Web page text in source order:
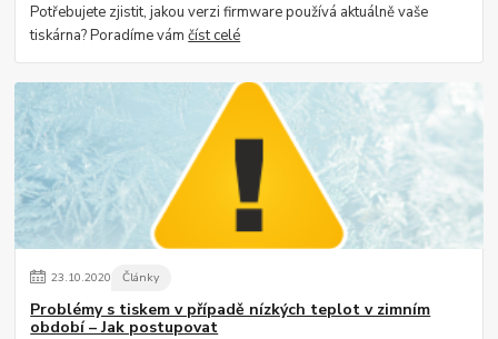
Potřebujete zjistit, jakou verzi firmware používá aktuálně vaše
tiskárna? Poradíme vámčíst celé
23.10.2020 Články
Problémy s tiskem v případě nízkých teplot v zimním
období – Jak postupovat